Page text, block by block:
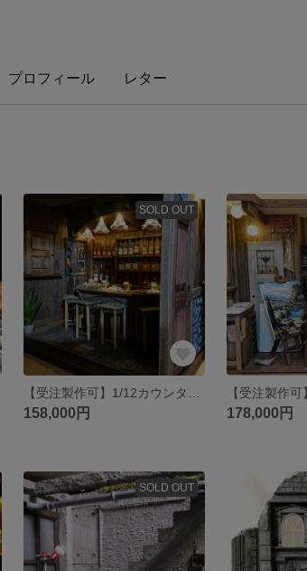
プロフィール レター
SOLD OUT
158,000円
【受注製作
178,000円
SOLD OUT